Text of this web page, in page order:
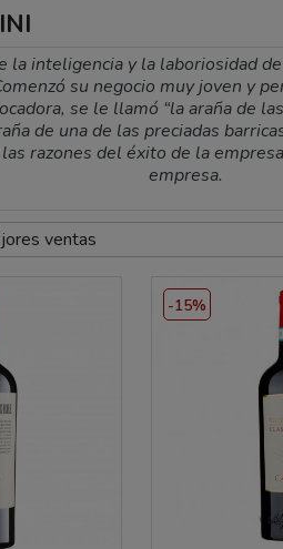
inteligencia y la laboriosidad
su negocio muy joven y
se le llamó “la araña de
de una de las preciadas
razones del éxito de la
empresa.
ventas
-15%